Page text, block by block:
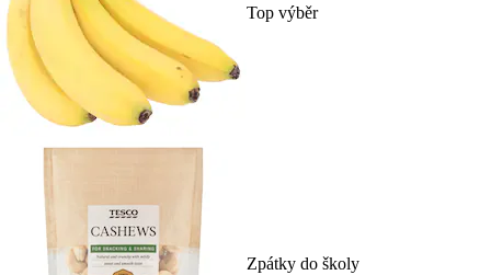
Top výběr
Zpátky do školy